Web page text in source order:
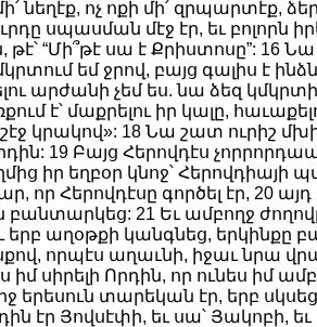
նեղէք, ոչ ոքի մի՛ զրպարտէք,
սպասման մէջ էր, եւ բոլորն
թէ՝ “Մի՞թէ սա է Քրիստոսը”: 16
եմ ջրով, բայց գալիս է
արժանի չեմ ես. նա ձեզ
է՝ մաքրելու իր կալը,
կրակով»: 18 Նա շատ ուրիշ
19 Բայց Հերովդէս
իր եղբօր կնոջ՝ Հերովդիայի
որ Հերովդէսը գործել էր, 20 այդ
բանտարկեց: 21 Եւ ամբողջ
երբ աղօթքի կանգնեց, երկինքը
որպէս աղաւնի, իջաւ նրա
իմ սիրելի Որդին, որ ունես իմ
երեսուն տարեկան էր, երբ
էր Յովսէփի, եւ սա՝ Յակոբի,